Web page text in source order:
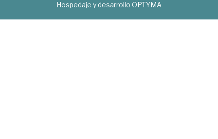
Hospedaje y desarrollo OPTYMA